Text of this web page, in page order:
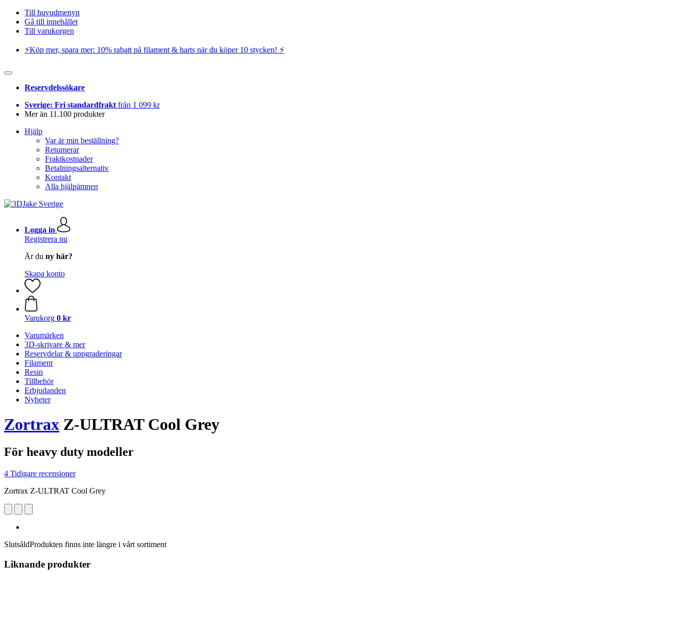
Till huvudmenyn
Gå till innehållet
Till varukorgen
⚡️Köp mer, spara mer: 10% rabatt på filament & harts när du köper 10 stycken! ⚡️
Reservdelssökare
Sverige: Fri standardfrakt från 1 099 kr
Mer än 11.100 produkter
Hjälp
Var är min beställning?
Returnerar
Fraktkostnader
Betalningsalternativ
Kontakt
Alla hjälpämnen
Logga in
Registrera nu
Är du ny här?
Skapa konto
Varukorg 0 kr
Varumärken
3D-skrivare & mer
Reservdelar & uppgraderingar
Filament
Resin
Tillbehör
Erbjudanden
Nyheter
Zortrax Z-ULTRAT Cool Grey
För heavy duty modeller
4 Tidigare recensioner
Zortrax Z-ULTRAT Cool Grey
SlutsåldProdukten finns inte längre i vårt sortiment
Liknande produkter